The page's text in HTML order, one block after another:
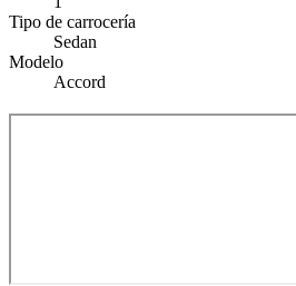
Tipo de carrocería
Sedan
Modelo
Accord